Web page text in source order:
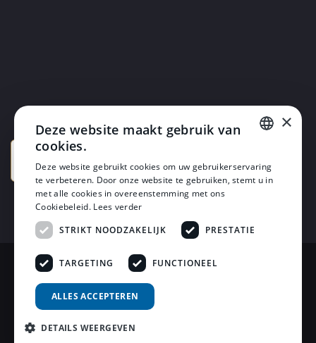
© 2026 Horsten Meubelen & Horsten Slaapcomfort
Privacy Voorwaarden
Review Policy
DUTCH
×
Deze website maakt gebruik van
cookies.
Deze website gebruikt cookies om uw gebruikerservaring
te verbeteren. Door onze website te gebruiken, stemt u in
met alle cookies in overeenstemming met ons
Cookiebeleid. Lees verder
STRIKT NOODZAKELIJK
PRESTATIE
TARGETING FUNCTIONEEL
ALLES ACCEPTEREN
DETAILS WEERGEVEN